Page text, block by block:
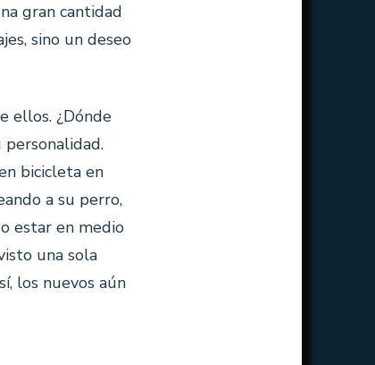
gran cantidad
sino un deseo
ellos. ¿Dónde
bicicleta en
a su perro,
estar en medio
una sola
los nuevos aún